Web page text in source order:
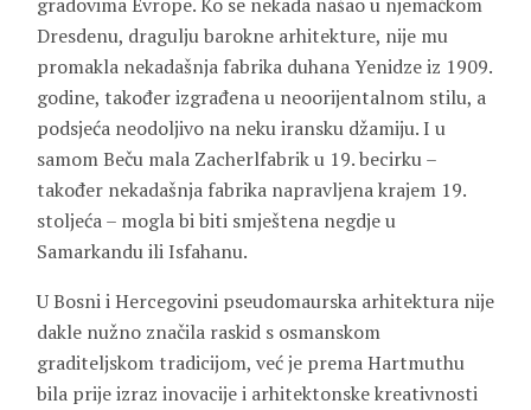
Dresdenu, dragulju barokne arhitekture, nije mu
promakla nekadašnja fabrika duhana Yenidze iz 1909.
godine, također izgrađena u neoorijentalnom stilu, a
podsjeća neodoljivo na neku iransku džamiju. I u
samom Beču mala Zacherlfabrik u 19. becirku –
također nekadašnja fabrika napravljena krajem 19.
stoljeća – mogla bi biti smještena negdje u
Samarkandu ili Isfahanu.
U Bosni i Hercegovini pseudomaurska arhitektura nije
dakle nužno značila raskid s osmanskom
graditeljskom tradicijom, već je prema Hartmuthu
bila prije izraz inovacije i arhitektonske kreativnosti